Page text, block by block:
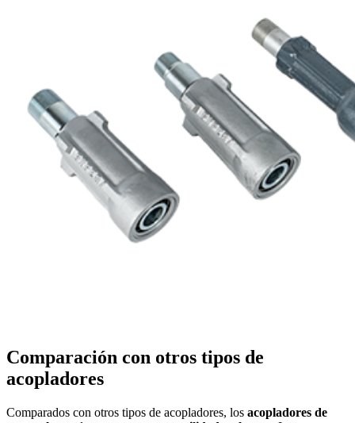
Comparación con otros tipos de
acopladores
Comparados con otros tipos de acopladores, los acopladores de